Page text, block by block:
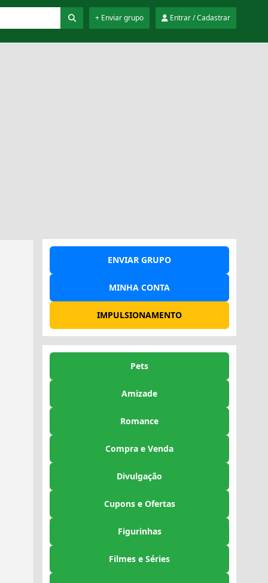
Entrar / Cadastrar
+ Enviar grupo
ENVIAR GRUPO
MINHA CONTA
IMPULSIONAMENTO
Pets
Amizade
Romance
Compra e Venda
Divulgação
Cupons e Ofertas
Figurinhas
Filmes e Séries